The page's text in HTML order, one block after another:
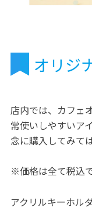
オリジ
店内では、カフェ
常使いしやすいア
念に購入してみて
※価格は全て税込で
アクリルキーホ